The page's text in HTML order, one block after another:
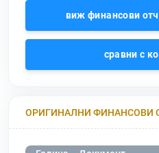
виж финансови
сравни с
ОРИГИНАЛНИ ФИНАНСОВИ